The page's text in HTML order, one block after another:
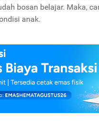
bosan belajar. Maka,
anak.